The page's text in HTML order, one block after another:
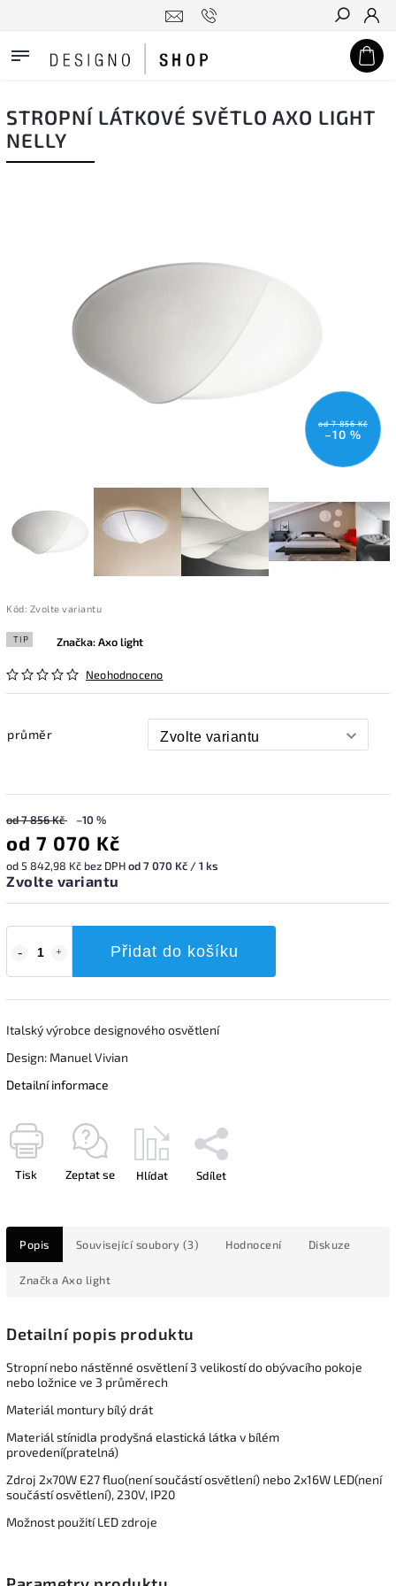
Hledat
STROPNÍ LÁTKOVÉ SVĚTLO AXO LIGHT
NELLY
od 7 856 Kč
–10 %
Kód: Zvolte variantu
TIP
Neohodnoceno
Značka:Axo light
průměr
od 7 856 Kč –10 %
od 7 070 Kč
od 5 842,98 Kč bez DPHod 7 070 Kč / 1 ks
Zvolte variantu
Přidat do košíku
Italský výrobce designového osvětlení
Design: Manuel Vivian
Detailní informace
Tisk Zeptat se Hlídat Sdílet
Popis Související soubory (3) Hodnocení Diskuze
Značka Axo light
Detailní popis produktu
Stropní nebo nástěnné osvětlení 3 velikostí do obývacího pokoje
nebo ložnice ve 3 průměrech
Materiál montury bílý drát
Materiál stínidla prodyšná elastická látka v bílém
provedení(pratelná)
Zdroj 2x70W E27 fluo(není součástí osvětlení) nebo 2x16W LED(není
součástí osvětlení), 230V, IP20
Možnost použití LED zdroje